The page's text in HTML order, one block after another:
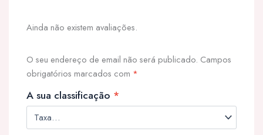
Ainda não existem avaliações.
O seu endereço de email não será publicado. Campos
obrigatórios marcados com *
A sua classificação *